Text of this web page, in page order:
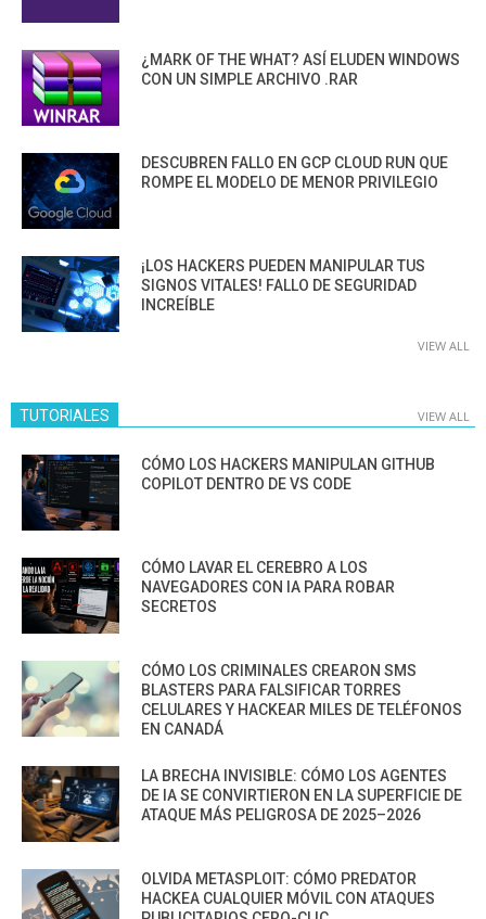
¿MARK OF THE WHAT? ASÍ ELUDEN WINDOWS
CON UN SIMPLE ARCHIVO .RAR
DESCUBREN FALLO EN GCP CLOUD RUN QUE
ROMPE EL MODELO DE MENOR PRIVILEGIO
¡LOS HACKERS PUEDEN MANIPULAR TUS
SIGNOS VITALES! FALLO DE SEGURIDAD
INCREÍBLE
VIEW ALL
TUTORIALES VIEW ALL
CÓMO LOS HACKERS MANIPULAN GITHUB
COPILOT DENTRO DE VS CODE
CÓMO LAVAR EL CEREBRO A LOS
NAVEGADORES CON IA PARA ROBAR
SECRETOS
CÓMO LOS CRIMINALES CREARON SMS
BLASTERS PARA FALSIFICAR TORRES
CELULARES Y HACKEAR MILES DE TELÉFONOS
EN CANADÁ
LA BRECHA INVISIBLE: CÓMO LOS AGENTES
DE IA SE CONVIRTIERON EN LA SUPERFICIE DE
ATAQUE MÁS PELIGROSA DE 2025–2026
OLVIDA METASPLOIT: CÓMO PREDATOR
HACKEA CUALQUIER MÓVIL CON ATAQUES